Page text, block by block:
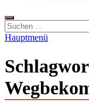
Suchen
nach:
Hauptmenü